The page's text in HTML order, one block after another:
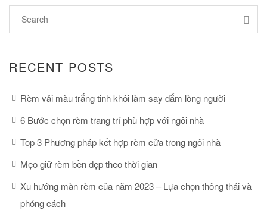
RECENT POSTS
Rèm vải màu trắng tinh khôi làm say đắm lòng người
6 Bước chọn rèm trang trí phù hợp với ngôi nhà
Top 3 Phương pháp kết hợp rèm cửa trong ngôi nhà
Mẹo giữ rèm bền đẹp theo thời gian
Xu hướng màn rèm của năm 2023 – Lựa chọn thông thái và
phóng cách